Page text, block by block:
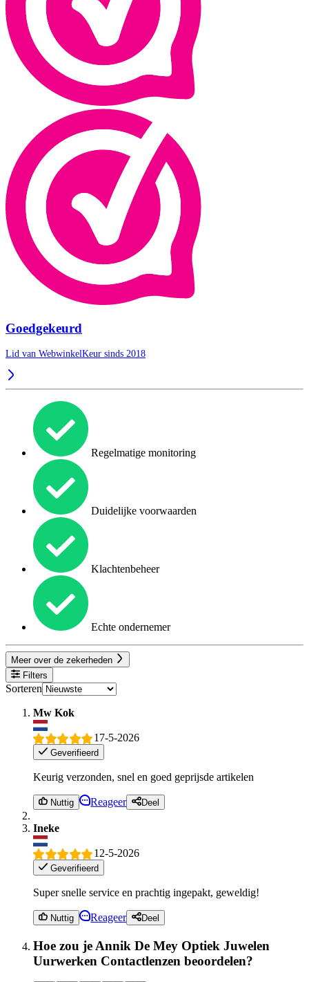
Goedgekeurd
Lid van WebwinkelKeur sinds 2018
Regelmatige monitoring
Duidelijke voorwaarden
Klachtenbeheer
Echte ondernemer
Meer over de zekerheden
Filters
Sorteren
Mw Kok
17-5-2026
Geverifieerd
Keurig verzonden, snel en goed geprijsde artikelen
Nuttig Reageer Deel
Ineke
12-5-2026
Geverifieerd
Super snelle service en prachtig ingepakt, geweldig!
Nuttig Reageer Deel
Hoe zou je Annik De Mey Optiek Juwelen
Uurwerken Contactlenzen beoordelen?